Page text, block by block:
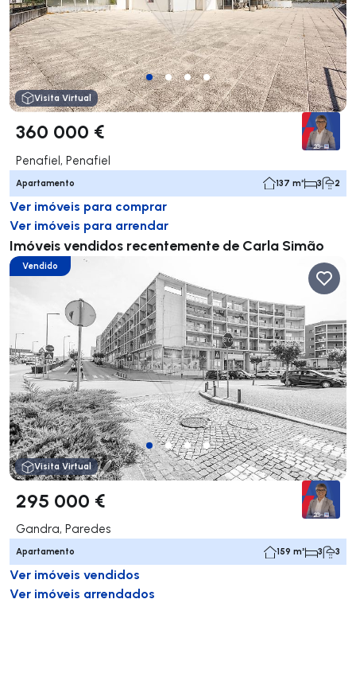
Visita Virtual
360 000 €
Penafiel, Penafiel
Apartamento 137 m² 3 2
Ver imóveis para comprar
Ver imóveis para arrendar
Imóveis vendidos recentemente de Carla Simão
Vendido
Visita Virtual
295 000 €
Gandra, Paredes
Apartamento 159 m² 3 3
Ver imóveis vendidos
Ver imóveis arrendados